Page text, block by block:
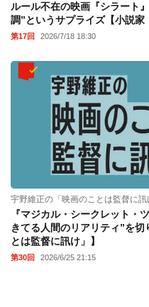
ルール不在の映画『シラート
調”というサプライズ【小説家
第17回 2026/7/18 18:30
宇野維正の「映画のことは監督に訊
『マジカル・シークレット・
きてる人間のリアリティ”を
とは監督に訊け」】
第30回 2026/6/25 21:15